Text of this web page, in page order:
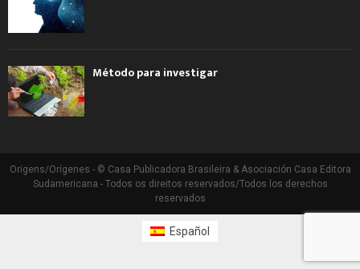
Método para investigar
Origens/Orígenes - © Casa Publicadora Brasileira & Asociación Casa Editora
Sudamericana - Todos os direitos reservados/Todos los derechos
reservados
Español